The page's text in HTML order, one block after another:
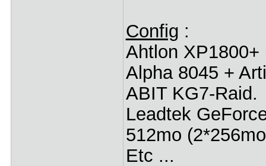
Config :
Ahtlon XP1800+
Alpha 8045 +
ABIT KG7-Raid.
Leadtek
512mo
Etc ...